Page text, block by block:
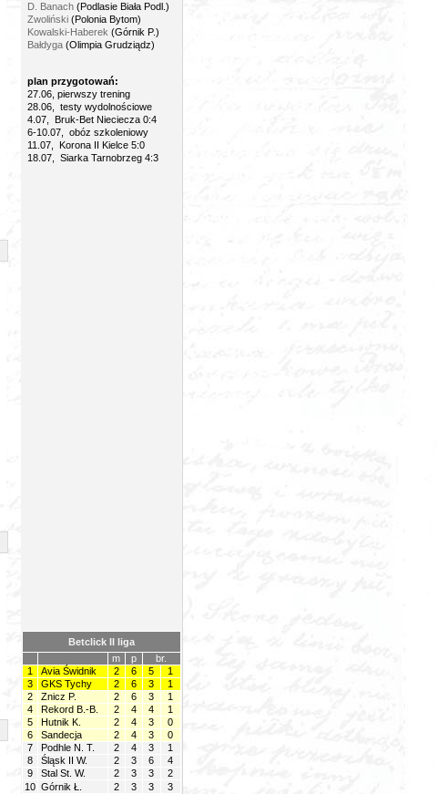
D. Banach (Podlasie Biała Podl.)
Zwoliński(Polonia Bytom)
Kowalski-Haberek (Górnik P.)
Bałdyga (Olimpia Grudziądz)
plan przygotowań:
27.06, pierwszy trening
28.06, testy wydolnościowe
4.07, Bruk-Bet Nieciecza 0:4
6-10.07, obóz szkoleniowy
11.07, Korona II Kielce 5:0
18.07, Siarka Tarnobrzeg 4:3
Betclick II liga
m
p
br.
1
Avia Świdnik 2 6 5
1
3
GKS Tychy 2 6 3
1
2
Znicz P. 2 6 3
1
4
Rekord B.-B. 2 4 4
1
5
Hutnik K. 2 4 3
0
6
Sandecja 2 4 3
0
7
Podhle N. T. 2 4 3
1
8
Śląsk II W. 2 3 6
4
9
Stal St. W. 2 3 3
2
10 Górnik Ł. 2 3 3
3